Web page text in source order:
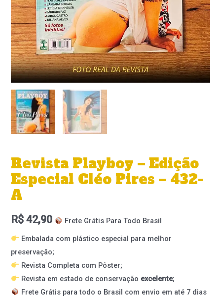
Revista Playboy – Edição
Especial Cléo Pires – 432-
A
R$ 42,90
Frete Grátis Para Todo Brasil
Embalada com plástico especial para melhor
preservação;
Revista Completa com Pôster;
Revista em estado de conservação excelente;
Frete Grátis para todo o Brasil com envio em até 7 dias